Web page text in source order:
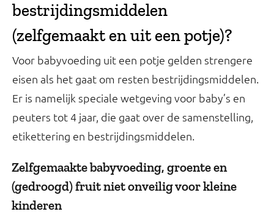
bestrijdingsmiddelen
(zelfgemaakt en uit een potje)?
Voor babyvoeding uit een potje gelden strengere
eisen als het gaat om resten bestrijdingsmiddelen.
Er is namelijk speciale wetgeving voor baby’s en
peuters tot 4 jaar, die gaat over de samenstelling,
etikettering en bestrijdingsmiddelen.
Zelfgemaakte babyvoeding, groente en
(gedroogd) fruit niet onveilig voor kleine
kinderen